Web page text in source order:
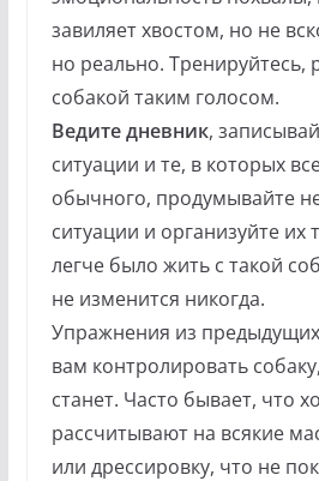
завиляет хвостом, но не
но реально. Тренируйтесь,
собакой таким голосом.
Ведите дневник,
ситуации и те, в которых
обычного, продумывайте
ситуации и организуйте их
легче было жить с такой
не изменится никогда.
Упражнения из
вам контролировать
станет. Часто бывает, что
рассчитывают на всякие
или дрессировку, что не